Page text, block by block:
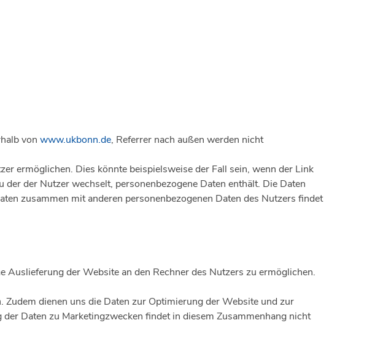
von www.ukbonn.de, Referrer nach außen werden nicht
ermöglichen. Dies könnte beispielsweise der Fall sein, wenn der Link
der Nutzer wechselt, personenbezogene Daten enthält. Die Daten
zusammen mit anderen personenbezogenen Daten des Nutzers findet
der Website an den Rechner des Nutzers zu ermöglichen.
dienen uns die Daten zur Optimierung der Website und zur
Daten zu Marketingzwecken findet in diesem Zusammenhang nicht